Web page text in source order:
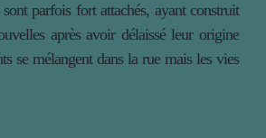
parfois fort attachés, ayant construit
après avoir délaissé leur origine
se mélangent dans la rue mais les vies